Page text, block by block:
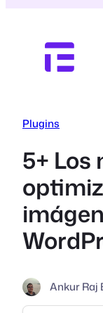
contenido
Plugins
5+ Los
Ankur Raj